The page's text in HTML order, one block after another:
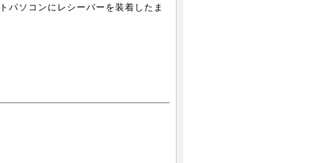
パソコンにレシーバーを装着したま